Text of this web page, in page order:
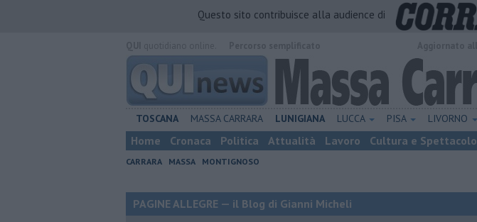
Questo sito contribuisce alla audience di
TOSCANA MASSA CARRARA LUNIGIANA LUCCA PISA LIVORNO
Home Cronaca Politica Attualità Lavoro Cultura e Spettacolo
CARRARA MASSA MONTIGNOSO
PAGINE ALLEGRE — il Blog di Gianni Micheli